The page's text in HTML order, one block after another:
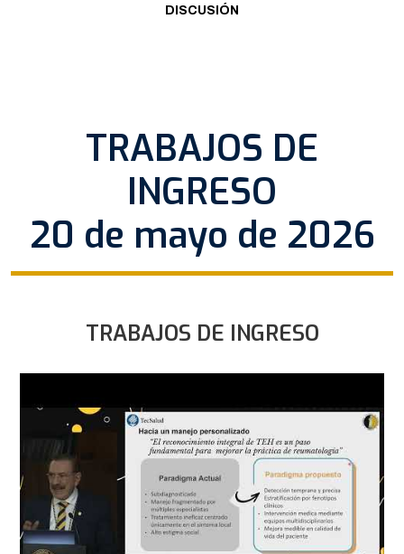
DISCUSIÓN
TRABAJOS DE
INGRESO
20 de mayo de 2026
TRABAJOS DE INGRESO